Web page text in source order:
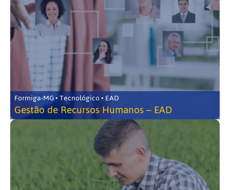
Formiga-MG • Tecnológico • EAD
Gestão de Recursos Humanos – EAD